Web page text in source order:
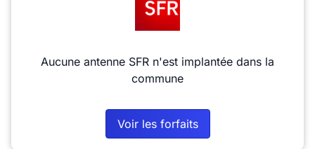
Aucune antenne SFR n'est implantée dans la
commune
Voir les forfaits